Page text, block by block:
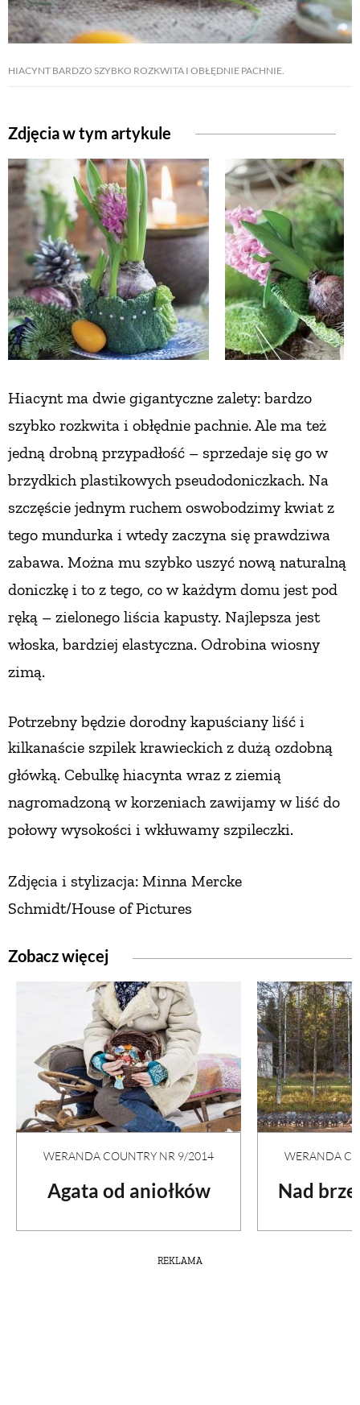
HIACYNT BARDZO SZYBKO ROZKWITA I OBŁĘDNIE PACHNIE.
Zdjęcia w tym artykule
Hiacynt ma dwie gigantyczne zalety: bardzo
szybko rozkwita i obłędnie pachnie. Ale ma też
jedną drobną przypadłość – sprzedaje się go w
brzydkich plastikowych pseudodoniczkach. Na
szczęście jednym ruchem oswobodzimy kwiat z
tego mundurka i wtedy zaczyna się prawdziwa
zabawa. Można mu szybko uszyć nową naturalną
doniczkę i to z tego, co w każdym domu jest pod
ręką – zielonego liścia kapusty. Najlepsza jest
włoska, bardziej elastyczna. Odrobina wiosny
zimą.
Potrzebny będzie dorodny kapuściany liść i
kilkanaście szpilek krawieckich z dużą ozdobną
główką. Cebulkę hiacynta wraz z ziemią
nagromadzoną w korzeniach zawijamy w liść do
połowy wysokości i wkłuwamy szpileczki.
Zdjęcia i stylizacja: Minna Mercke
Schmidt/House of Pictures
Zobacz więcej
WERANDA COUNTRY NR 9/2014
Agata od aniołków
WERANDA
Nad
REKLAMA